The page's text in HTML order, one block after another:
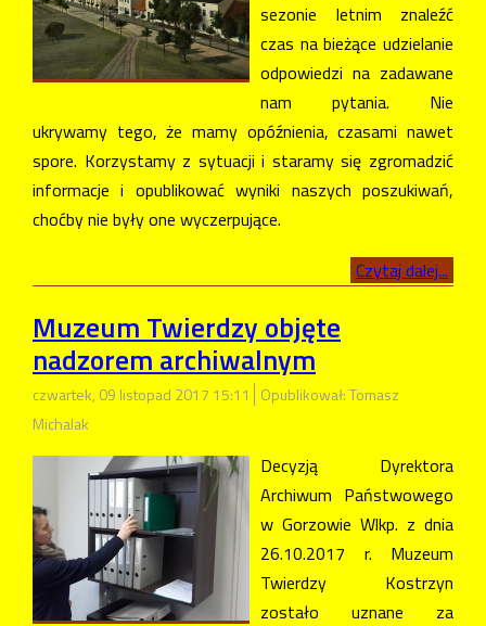
sezonie letnim znaleźć
czas na bieżące udzielanie
odpowiedzi na zadawane
nam pytania. Nie
ukrywamy tego, że mamy opóźnienia, czasami nawet
spore. Korzystamy z sytuacji i staramy się zgromadzić
informacje i opublikować wyniki naszych poszukiwań,
choćby nie były one wyczerpujące.
Czytaj dalej...
Muzeum Twierdzy objęte
nadzorem archiwalnym
czwartek, 09 listopad 2017 15:11
Opublikował: Tomasz
Michalak
Decyzją Dyrektora
Archiwum Państwowego
w Gorzowie Wlkp. z dnia
26.10.2017 r. Muzeum
Twierdzy Kostrzyn
zostało uznane za